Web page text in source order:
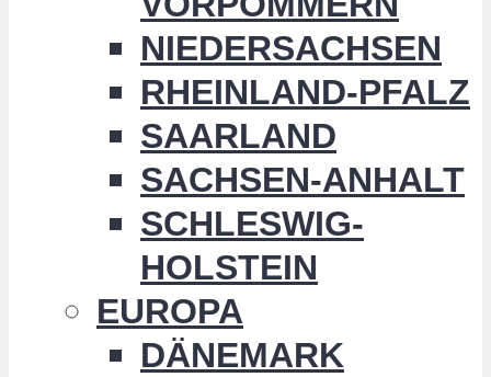
NIEDERSACHSEN
RHEINLAND-PFALZ
SAARLAND
SACHSEN-ANHALT
SCHLESWIG-
HOLSTEIN
EUROPA
DÄNEMARK